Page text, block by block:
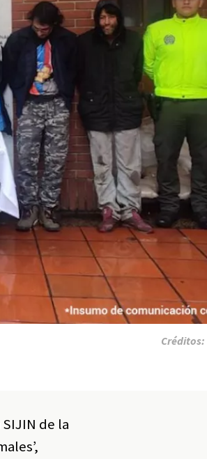
Créditos:
de la